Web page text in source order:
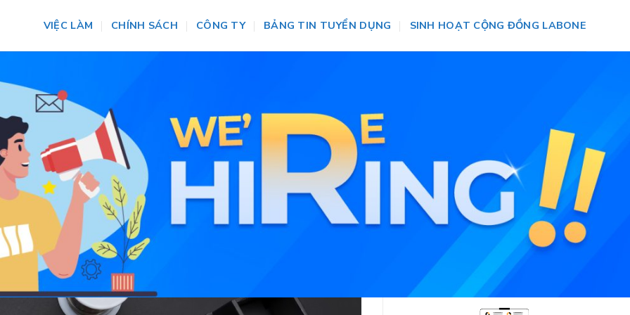
VIỆC LÀM CHÍNH SÁCH CÔNG TY BẢNG TIN TUYỂN DỤNG SINH HOẠT CỘNG ĐỒNG LABONE